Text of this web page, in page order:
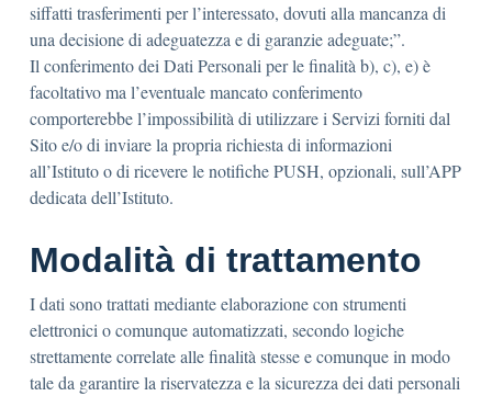
siffatti trasferimenti per l’interessato, dovuti alla mancanza di
una decisione di adeguatezza e di garanzie adeguate;”.
Il conferimento dei Dati Personali per le finalità b), c), e) è
facoltativo ma l’eventuale mancato conferimento
comporterebbe l’impossibilità di utilizzare i Servizi forniti dal
Sito e/o di inviare la propria richiesta di informazioni
all’Istituto o di ricevere le notifiche PUSH, opzionali, sull’APP
dedicata dell’Istituto.
Modalità di trattamento
I dati sono trattati mediante elaborazione con strumenti
elettronici o comunque automatizzati, secondo logiche
strettamente correlate alle finalità stesse e comunque in modo
tale da garantire la riservatezza e la sicurezza dei dati personali